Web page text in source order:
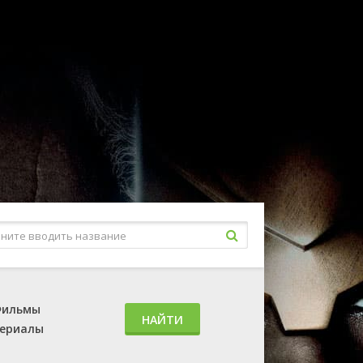
НАЙТИ